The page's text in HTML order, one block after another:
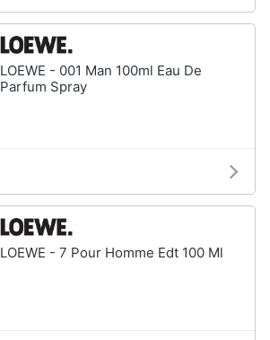
LOEWE - 001 Man 100ml Eau De
Parfum Spray
LOEWE - 7 Pour Homme Edt 100 Ml